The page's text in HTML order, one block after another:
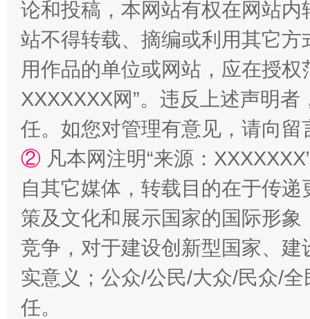
国家大学科技园优化重塑工作
扯下公款旅游的“隐身衣” 如何以
论和投稿，本网站有权在网站
站不得转载、摘编或利用其它
用作品的单位或网站，应在授
XXXXXXX网”。违反上述声明
任。如您对管理有意见，请向
② 凡本网注明“来源：
自其它媒体，转载目的在于传
策及文化和展示国家的国际形
竞争，对于建设创新型国家、
实意义；公众/公民/大众/民众/
任。